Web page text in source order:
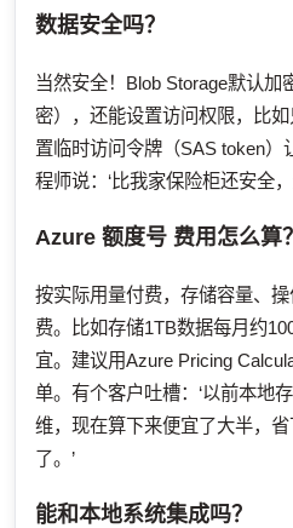
数据安全吗？
当然安全！Blob Storage默认加
密），还能设置访问权限，比
置临时访问令牌（SAS token）
程师说：‘比我家保险柜还安全
Azure 额度号 费用怎么算？
按实际用量付费，存储容量、
费。比如存储1TB数据每月约
宜。建议用Azure Pricing
单。有个客户吐槽：‘以前本地
维，现在算下来便宜了大半，
了。’
能和本地系统集成吗？